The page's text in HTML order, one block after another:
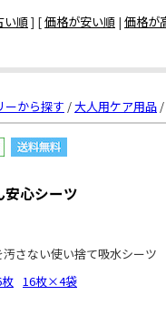
い順] [価格が安い順 | 価格が
ーから探す /大人用ケア用品
安心シーツ
さない使い捨て吸水シーツ
16枚×4袋